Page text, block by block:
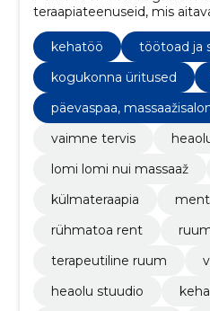
teraapiateenuseid, mis
tasakaalu, taastuda
rahu ja harmooniat.
kehatöö
töötoad ja
kogukonna üritused
päevaspaa,
vus
vaimne tervis
lomi lomi nui massaaž
külmateraapia
rühmatoa rent
terapeutiline ruum
heaolu stuudio